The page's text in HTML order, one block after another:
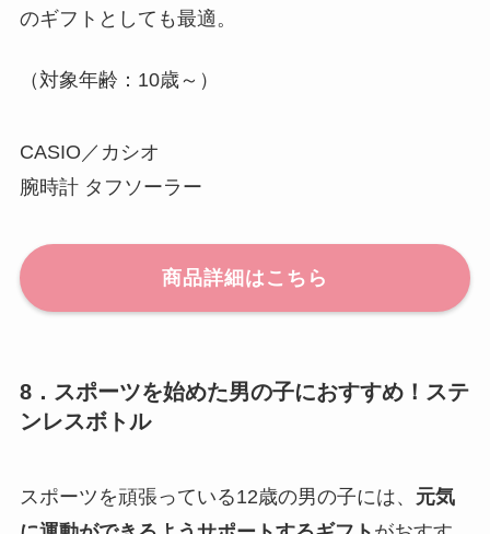
のギフトとしても最適。
（対象年齢：10歳～）
CASIO／カシオ
腕時計 タフソーラー
商品詳細はこちら
8．スポーツを始めた男の子におすすめ！ステ
ンレスボトル
スポーツを頑張っている12歳の男の子には、 元気